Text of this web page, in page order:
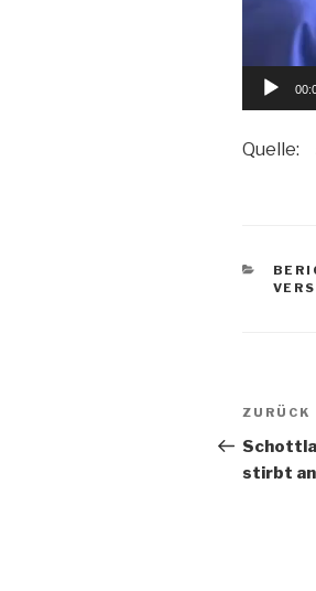
Quelle:
Beitrag
ZURÜCK
stirbt